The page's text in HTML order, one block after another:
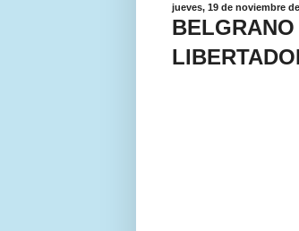
jueves, 19 de noviembre